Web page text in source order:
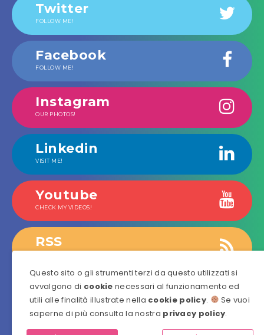
Twitter
FOLLOW ME!
Facebook
FOLLOW ME!
Instagram
OUR PHOTOS!
Linkedin
VISIT ME!
Youtube
CHECK MY VIDEOS!
RSS
Coderblockè un prodotto Coderblock S.r.l.Via Resuttana,
Questo sito o gli strumenti terzi da questo utilizzati si
avvalgono di cookie necessari al funzionamento ed
utili alle finalità illustrate nella cookie policy.
Se vuoi
saperne di più consulta la nostra privacy policy.